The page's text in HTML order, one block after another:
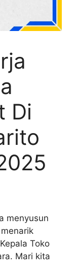
Di
menyusun
Toko
Mari kita